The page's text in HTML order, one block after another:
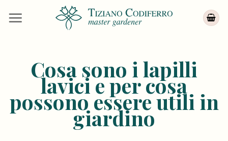
Cosa sono i lapilli
lavici e per cosa
possono essere utili in
giardino